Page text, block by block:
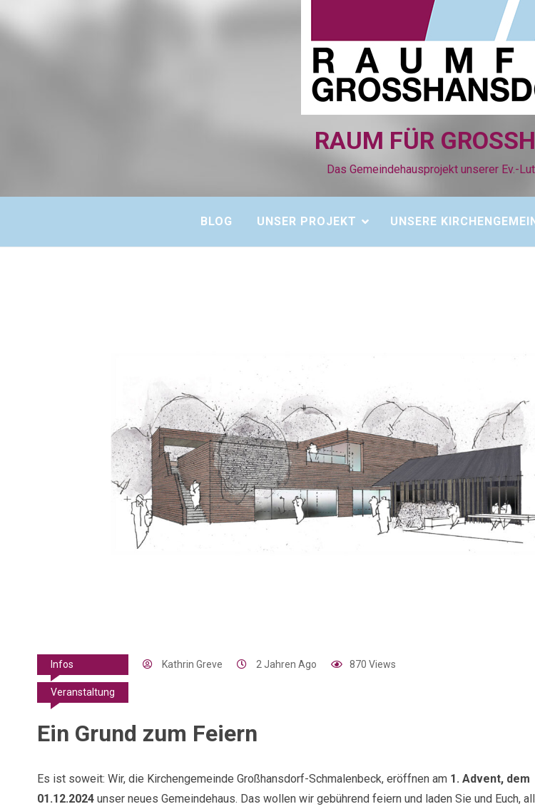
RAUM FÜR
Das Gemeindehausprojekt unserer Ev.-
BLOG UNSER PROJEKT UNSERE
Infos
Veranstaltung
Kathrin Greve 2 Jahren Ago 870 Views
Ein Grund zum Feiern
Es ist soweit: Wir, die Kirchengemeinde Großhansdorf-Schmalenbeck, eröffnen am 1. Advent, dem
01.12.2024 unser neues Gemeindehaus. Das wollen wir gebührend feiern und laden Sie und Euch,